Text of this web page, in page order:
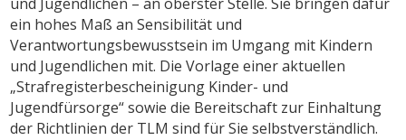
ein hohes Maß an Sensibilität und
Verantwortungsbewusstsein im Umgang mit Kindern
und Jugendlichen mit. Die Vorlage einer aktuellen
„Strafregisterbescheinigung Kinder- und
Jugendfürsorge“ sowie die Bereitschaft zur Einhaltung
der Richtlinien der TLM sind für Sie selbstverständlich.